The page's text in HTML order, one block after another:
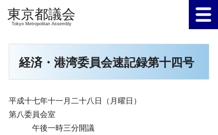
Tokyo Metropolitan Assembly
経済・港湾委員会速記録第十四号
平成十七年十一月二十八日（月曜日）
第八委員会室
午後一時三分開議